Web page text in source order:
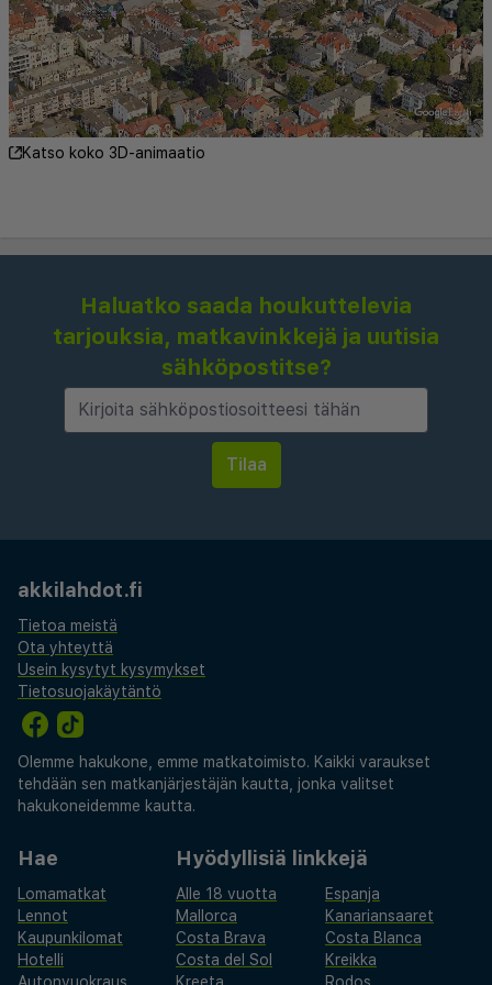
Palveluihin kuuluu myös huonepalvelu
(rajoitettuina aikoina). Päätä päiväsi nauttimalla
muutama drinkki baarissa. Maksullinen mukaan
otettava tarjotaan päivittäin klo 7.00–11.00.
Katso koko 3D-animaatio
Haluatko saada houkuttelevia
tarjouksia, matkavinkkejä ja uutisia
sähköpostitse?
akkilahdot.fi
Tietoa meistä
Ota yhteyttä
Usein kysytyt kysymykset
Tietosuojakäytäntö
Olemme hakukone, emme matkatoimisto. Kaikki varaukset
tehdään sen matkanjärjestäjän kautta, jonka valitset
hakukoneidemme kautta.
Hae
Lomamatkat
Lennot
Kaupunkilomat
Hotelli
Hyödyllisiä linkkejä
Alle 18 vuotta
Espanja
Mallorca
Kanariansaaret
Costa Brava
Costa Blanca
Costa del Sol
Kreikka